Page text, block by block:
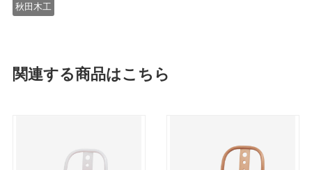
秋田木工
関連する商品はこちら